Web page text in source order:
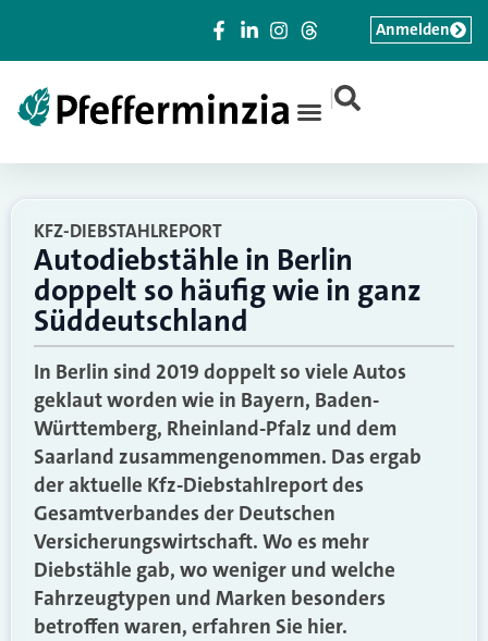
|
Anmelden
KFZ-DIEBSTAHLREPORT
Autodiebstähle in Berlin
doppelt so häufig wie in ganz
Süddeutschland
In Berlin sind 2019 doppelt so viele Autos
geklaut worden wie in Bayern, Baden-
Württemberg, Rheinland-Pfalz und dem
Saarland zusammengenommen. Das ergab
der aktuelle Kfz-Diebstahlreport des
Gesamtverbandes der Deutschen
Versicherungswirtschaft. Wo es mehr
Diebstähle gab, wo weniger und welche
Fahrzeugtypen und Marken besonders
betroffen waren, erfahren Sie hier.